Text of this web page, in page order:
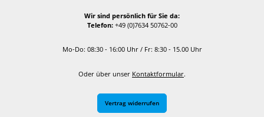
Wir sind persönlich für Sie da:
Telefon:+49 (0)7634 50762-00
Mo-Do: 08:30 - 16:00 Uhr / Fr: 8:30 - 15.00 Uhr
Oder über unser Kontaktformular.
Vertrag widerrufen